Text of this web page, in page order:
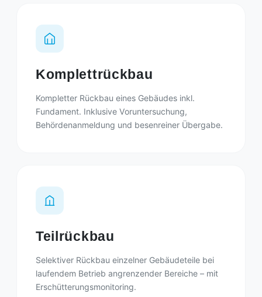
Komplettrückbau
Kompletter Rückbau eines Gebäudes inkl.
Fundament. Inklusive Voruntersuchung,
Behördenanmeldung und besenreiner Übergabe.
Teilrückbau
Selektiver Rückbau einzelner Gebäudeteile bei
laufendem Betrieb angrenzender Bereiche – mit
Erschütterungsmonitoring.